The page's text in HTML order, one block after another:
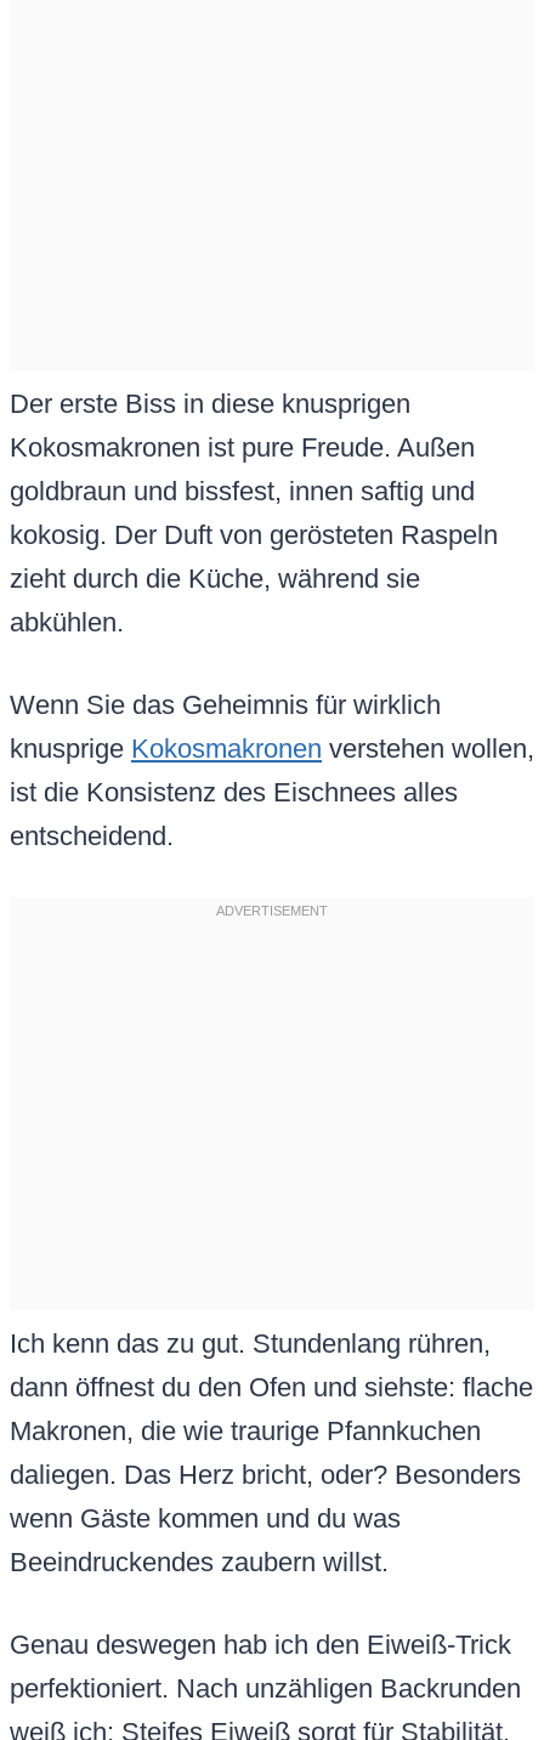
Der erste Biss in diese knusprigen
Kokosmakronen ist pure Freude. Außen
goldbraun und bissfest, innen saftig und
kokosig. Der Duft von gerösteten Raspeln
zieht durch die Küche, während sie
abkühlen.
Wenn Sie das Geheimnis für wirklich
knusprige Kokosmakronen verstehen wollen,
ist die Konsistenz des Eischnees alles
entscheidend.
Ich kenn das zu gut. Stundenlang rühren,
dann öffnest du den Ofen und siehste: flache
Makronen, die wie traurige Pfannkuchen
daliegen. Das Herz bricht, oder? Besonders
wenn Gäste kommen und du was
Beeindruckendes zaubern willst.
Genau deswegen hab ich den Eiweiß-Trick
perfektioniert. Nach unzähligen Backrunden
weiß ich: Steifes Eiweiß sorgt für Stabilität.